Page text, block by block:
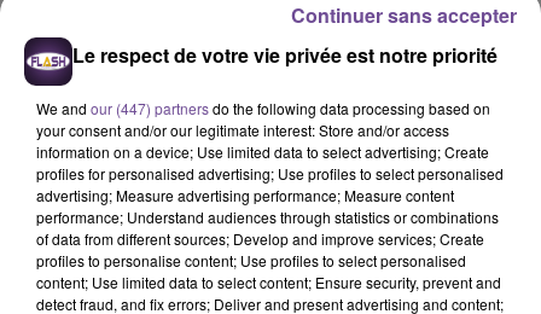
TEDDY SWIMS
Mr Know It All
RAYE
Where Is My Husband
ADELE
Hello
Le respect de votre vie privée est notre priorité
We and our (447) partnersdo the following data processing based on
your consent and/or our legitimate interest: Store and/or access
information on a device; Use limited data to select advertising; Create
profiles for personalised advertising; Use profiles to select personalised
advertising; Measure advertising performance; Measure content
performance; Understand audiences through statistics or combinations
of data from different sources; Develop and improve services; Create
profiles to personalise content; Use profiles to select personalised
content; Use limited data to select content; Ensure security, prevent and
detect fraud, and fix errors; Deliver and present advertising and content;
Continuer sans accepter